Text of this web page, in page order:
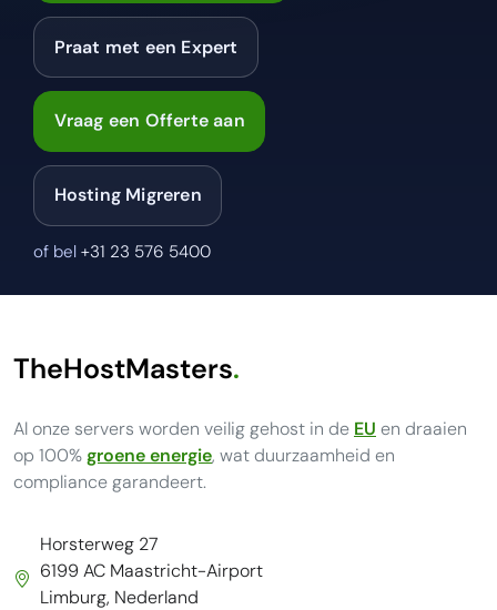
Praat met een Expert
Vraag een Offerte aan
Hosting Migreren
of bel +31 23 576 5400
TheHostMasters.
Al onze servers worden veilig gehost in de EU en draaien
op 100%groene energie, wat duurzaamheid en
compliance garandeert.
Horsterweg 27
6199 AC Maastricht-Airport
Limburg, Nederland